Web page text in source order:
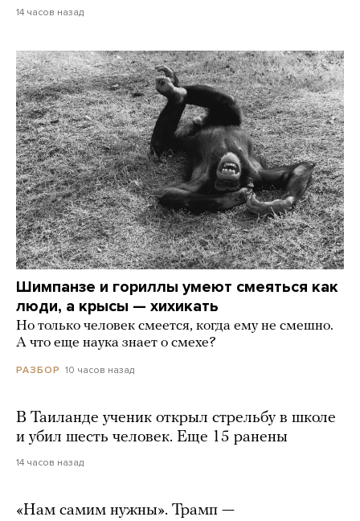
14 часов назад
Шимпанзе и гориллы умеют смеяться как
люди, а крысы — хихикать
Но только человек смеется, когда ему не смешно.
А что еще наука знает о смехе?
РАЗБОР 10 часов назад
В Таиланде ученик открыл стрельбу в школе
и убил шесть человек. Еще 15 ранены
14 часов назад
«Нам самим нужны». Трамп —